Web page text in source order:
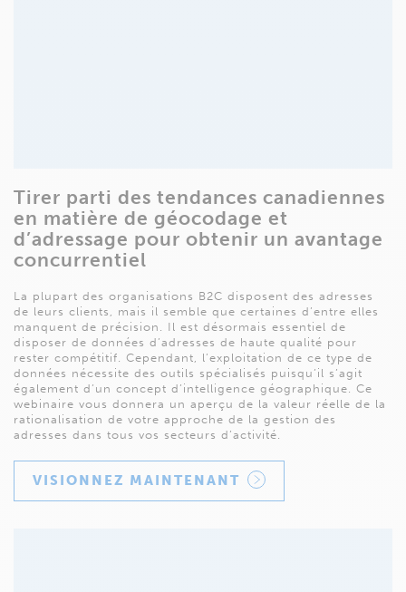
Tirer parti des tendances canadiennes
en matière de géocodage et
d’adressage pour obtenir un avantage
concurrentiel
La plupart des organisations B2C disposent des adresses
de leurs clients, mais il semble que certaines d’entre elles
manquent de précision. Il est désormais essentiel de
disposer de données d’adresses de haute qualité pour
rester compétitif. Cependant, l’exploitation de ce type de
données nécessite des outils spécialisés puisqu’il s’agit
également d’un concept d’intelligence géographique. Ce
webinaire vous donnera un aperçu de la valeur réelle de la
rationalisation de votre approche de la gestion des
adresses dans tous vos secteurs d’activité.
VISIONNEZ MAINTENANT